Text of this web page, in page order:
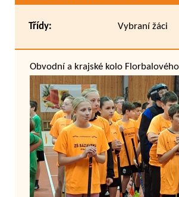
Třídy: Vybraní žáci
Obvodní a krajské kolo